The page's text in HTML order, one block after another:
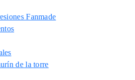
Fanmade
de la torre